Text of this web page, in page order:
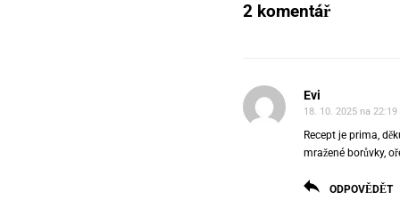
2 komentář
Evi
18. 10. 2025 na 22:19
Recept je prima,
mražené borůvky,
ODPOVĚDĚT